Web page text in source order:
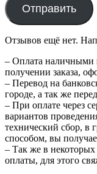
Отправить
Отзывов ещё нет.
– Оплата наличными
получении заказа,
– Перевод на
городе, а так же
– При оплате через
вариантов
технический сбор, в
способом, вы
– Так же в
оплаты, для этого